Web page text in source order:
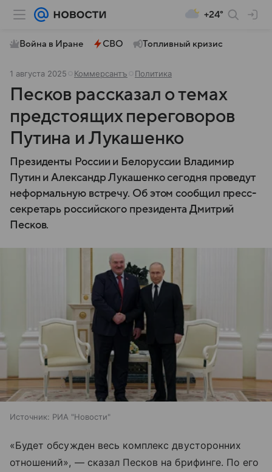
+24°
Война в Иране СВО Топливный кризис
1 августа 2025 Коммерсантъ Политика
Песков рассказал о темах
предстоящих переговоров
Путина и Лукашенко
Президенты России и Белоруссии Владимир
Путин и Александр Лукашенко сегодня проведут
неформальную встречу. Об этом сообщил пресс-
секретарь российского президента Дмитрий
Песков.
Источник: РИА "Новости"
«Будет обсужден весь комплекс двусторонних
отношений», — сказал Песков на брифинге. По его